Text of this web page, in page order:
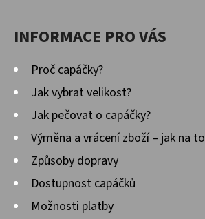
INFORMACE PRO VÁS
Proč capáčky?
Jak vybrat velikost?
Jak pečovat o capáčky?
Výměna a vrácení zboží – jak na to
Způsoby dopravy
Dostupnost capáčků
Možnosti platby